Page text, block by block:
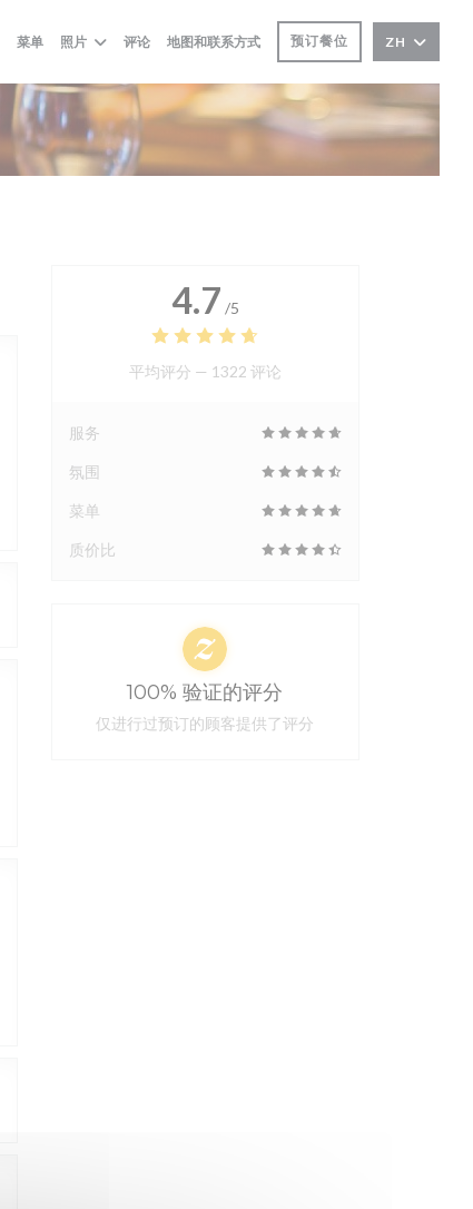
菜单 照片 评论 地图和联系方式 预订餐位 ZH
4.7 /5
平均评分 — 1322 评论
服务
氛围
菜单
质价比
100% 验证的评分
仅进行过预订的顾客提供了评分